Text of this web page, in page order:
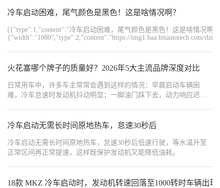
建议到正规加油站加注燃油。 《刹车系统需要磨合，切忌时常紧急
冷车启动困难，尾气颜色是黑色！这是啥情况啊？
[{"type":1,"content":"冷车启动困难，尾气颜色是黑色！这是啥情况啊
{"width":"1080","type":2,"content":"https://img1.baa.bitautotech.com/
火花塞哪个牌子的质量好？2026年5大主流品牌深度对比
日常用车中，许多车主常常会遇到这样的情况：早晨启动车辆困
难，冷车怠速时发动机抖动明显；一脚油门踩下去，动力响应迟
一个答案：“该换火花塞了”。
冷车启动无需长时间原地热车，怠速30秒后
冷车启动无需长时间原地热车，怠速30秒后低速行驶，等水温升至
正常区间再正常提速，这样既保护发动机又能降低油耗。
18款 MKZ 冷车启动时，发动机转速回落至1000转时车辆出